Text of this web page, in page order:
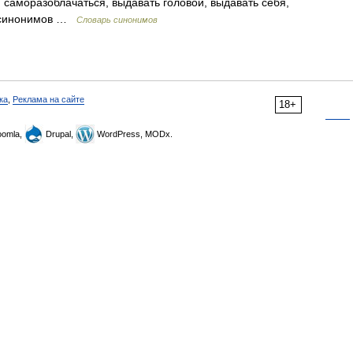
синонимов …
Словарь синонимов
18+
Реклама на сайте
Drupal, WordPress, MODx.